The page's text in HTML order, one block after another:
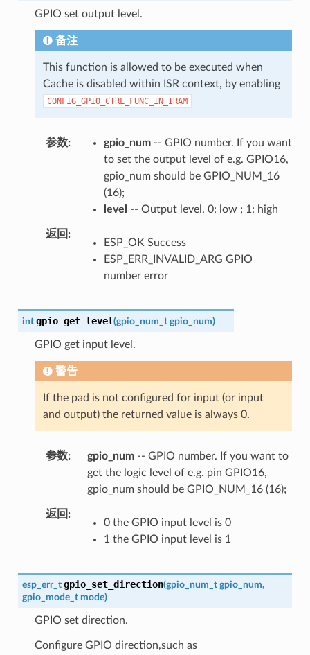
GPIO set output level.
备注
This function is allowed to be executed when
Cache is disabled within ISR context, by enabling
CONFIG_GPIO_CTRL_FUNC_IN_IRAM
参数 gpio_num-- GPIO number. If you want
to set the output level of e.g. GPIO16,
gpio_num should be GPIO_NUM_16
(16);
level
-- Output level. 0: low ; 1: high
返回
ESP_OK Success
ESP_ERR_INVALID_ARG GPIO
number error
int gpio_get_level(gpio_num_t gpio_num)
GPIO get input level.
警告
If the pad is not configured for input (or input
and output) the returned value is always 0.
参数 gpio_num-- GPIO number. If you want to
get the logic level of e.g. pin GPIO16,
gpio_num should be GPIO_NUM_16 (16);
返回
0 the GPIO input level is 0
1 the GPIO input level is 1
esp_err_t gpio_set_direction(gpio_num_t gpio_num,
gpio_mode_t mode)
GPIO set direction.
Configure GPIO direction,such as